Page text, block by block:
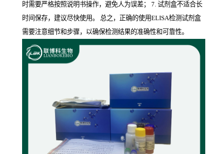
时需要严格按照说明书操作，避免人为误差； 7. 试剂盒不适合长
时间保存，建议尽快使用。 总之，正确的使用ELISA检测试剂盒
需要注意细节和步骤，以确保检测结果的准确性和可靠性。